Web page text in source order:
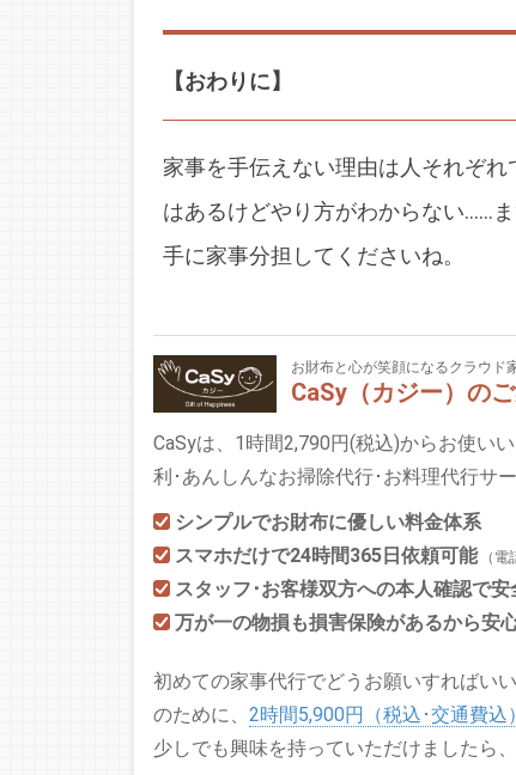
【おわりに】
家事を手伝えない理由は人それぞ
はあるけどやり方がわからない……
手に家事分担してくださいね。
お財布と心が笑顔になるクラウド
CaSy（カジー）の
CaSyは、1時間2,790円(税込)からお使い
利･あんしんなお掃除代行･お料理代行サー
シンプルでお財布に優しい料金体系
スマホだけで24時間365日依頼可能
（
スタッフ･お客様双方への本人確認で安
万が一の物損も損害保険があるから安
初めての家事代行でどうお願いすればい
のために、 2時間5,900円（税込･交通費込
少しでも興味を持っていただけましたら